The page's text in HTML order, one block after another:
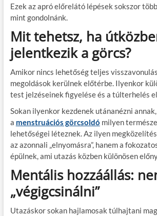
Ezek az apró előrelátó lépések sokszor
mint gondolnánk.
Mit tehetsz, ha
jelentkezik a görcs?
Amikor nincs lehetőség teljes
megoldások kerülnek előtérbe. Ilyenkor
test jelzéseinek figyelése és a túlterhelés
Sokan ilyenkor kezdenek utánanézni
a menstruációs görcsoldó milyen
lehetőségei léteznek. Az ilyen
az azonnali „elnyomásra”, hanem a
épülnek, ami utazás közben különösen
Mentális hozzáállás:
„végigcsinálni”
Utazáskor sokan hajlamosak túlhajtani